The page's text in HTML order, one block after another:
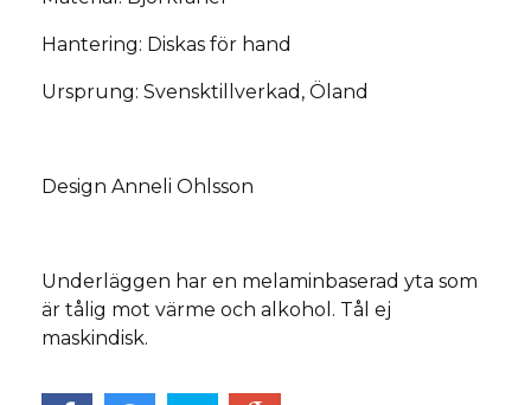
Hantering: Diskas för hand
Ursprung: Svensktillverkad, Öland
Design Anneli Ohlsson
Underläggen har en melaminbaserad yta som
är tålig mot värme och alkohol. Tål ej
maskindisk.